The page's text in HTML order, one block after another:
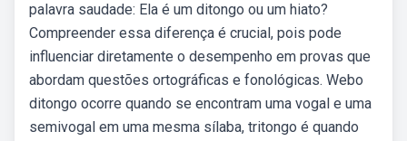
palavra saudade: Ela é um ditongo ou um hiato?
Compreender essa diferença é crucial, pois pode
influenciar diretamente o desempenho em provas que
abordam questões ortográficas e fonológicas. Webo
ditongo ocorre quando se encontram uma vogal e uma
semivogal em uma mesma sílaba, tritongo é quando